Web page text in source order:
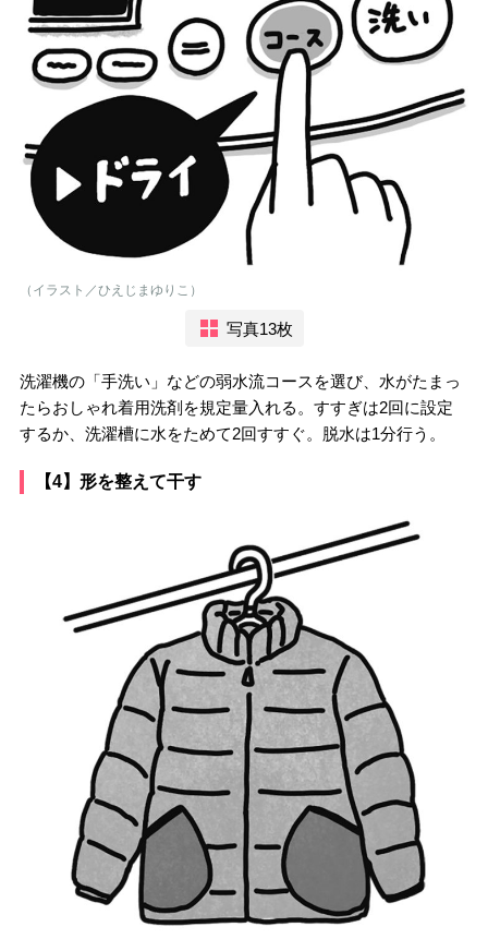
（イラスト／ひえじまゆりこ）
写真13枚
洗濯機の「手洗い」などの弱水流コースを選び、水がたまっ
たらおしゃれ着用洗剤を規定量入れる。すすぎは2回に設定
するか、洗濯槽に水をためて2回すすぐ。脱水は1分行う。
【4】形を整えて干す